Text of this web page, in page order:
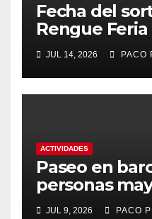
Fecha del
Rengue
2026
JUL 14, 2026 PACO
ACTIVIDADES
Paseo en
personas
JUL 9, 2026 PACO